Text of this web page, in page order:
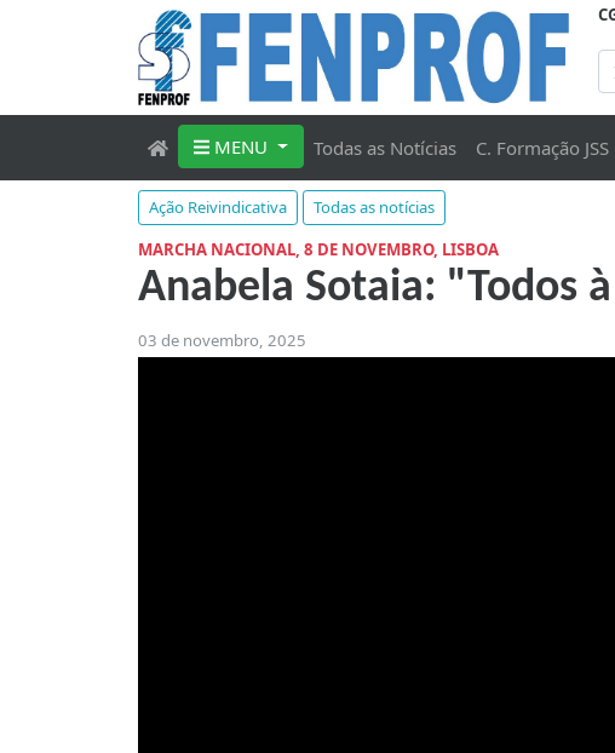
MENU Todas as Notícias C. Formação JSS
Ação Reivindicativa
Todas as notícias
MARCHA NACIONAL, 8 DE NOVEMBRO, LISBOA
Anabela Sotaia: "Todos
03 de novembro, 2025